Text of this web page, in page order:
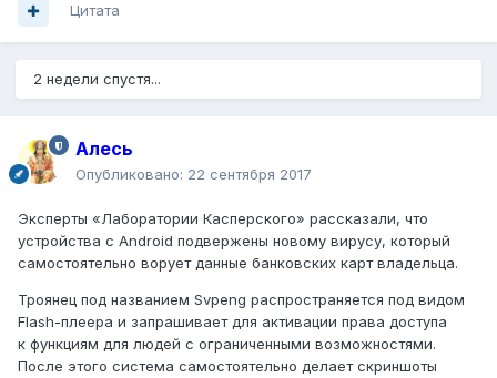
Цитата
2 недели спустя...
Алесь
Опубликовано: 22 сентября 2017
Эксперты «Лаборатории Касперского» рассказали, что
устройства с Android подвержены новому вирусу, который
самостоятельно ворует данные банковских карт владельца.
Троянец под названием Svpeng распространяется под видом
Flash-плеера и запрашивает для активации права доступа
к функциям для людей с ограниченными возможностями.
После этого система самостоятельно делает скриншоты